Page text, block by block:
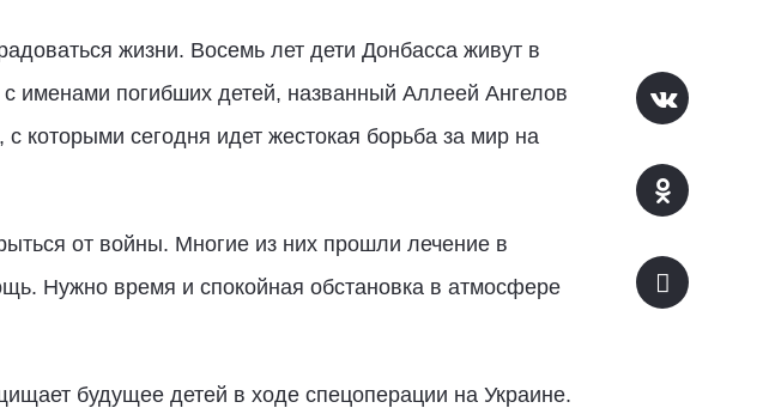
жизни. Восемь лет дети Донбасса живут в
именами погибших детей, названный Аллеей Ангелов
с которыми сегодня идет жестокая борьба за мир на
от войны. Многие из них прошли лечение в
Нужно время и спокойная обстановка в атмосфере
будущее детей в ходе спецоперации на Украине.